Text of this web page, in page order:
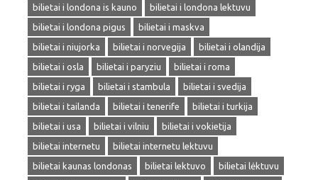
bilietai i londona is kauno
bilietai i londona lektuvu
bilietai i londona pigus
bilietai i maskva
bilietai i niujorka
bilietai i norvegija
bilietai i olandija
bilietai i osla
bilietai i paryziu
bilietai i roma
bilietai i ryga
bilietai i stambula
bilietai i svedija
bilietai i tailanda
bilietai i tenerife
bilietai i turkija
bilietai i usa
bilietai i vilniu
bilietai i vokietija
bilietai internetu
bilietai internetu lektuvu
bilietai kaunas londonas
bilietai lektuvo
bilietai lėktuvu